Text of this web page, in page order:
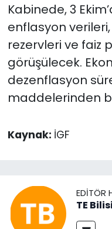
Kabinede, 3
enflasyon
rezervleri ve faiz
görüşülecek.
dezenflasyon
maddelerinden
Kaynak: İGF
EDITÖR
TE